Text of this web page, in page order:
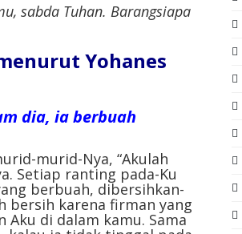
sabda Tuhan. Barangsiapa
Yohanes
dia, ia berbuah
murid-Nya, “Akulah
Setiap ranting pada-Ku
berbuah, dibersihkan-
bersih karena firman yang
Aku di dalam kamu. Sama